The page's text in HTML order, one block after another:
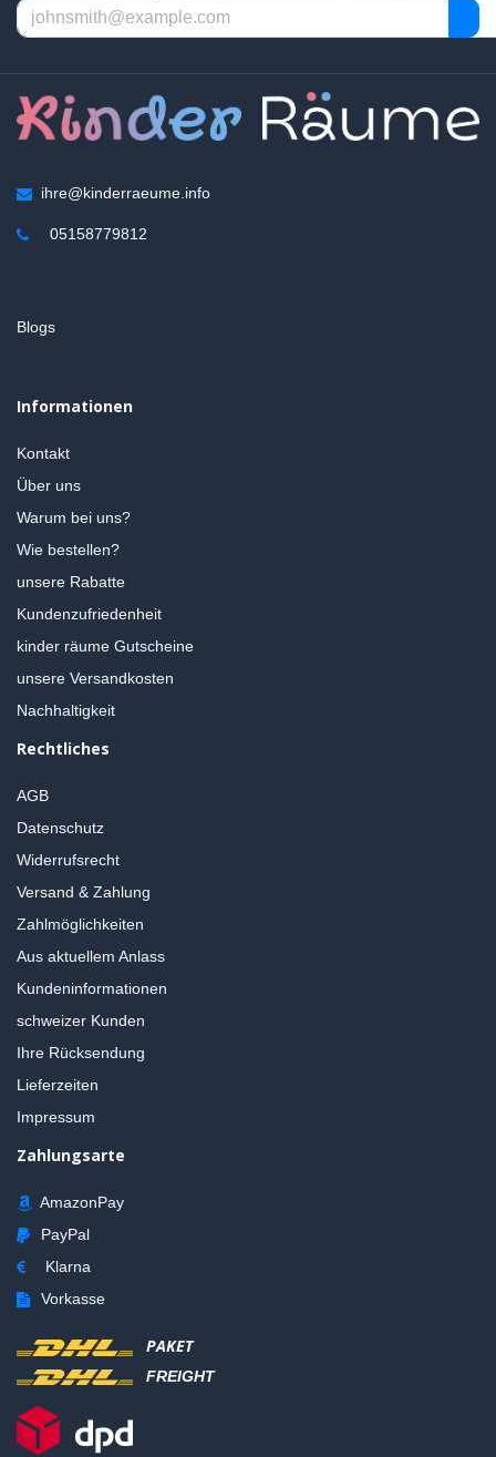
ihre@kinderraeume.info
05158779812
Blogs
Informationen
Kontakt
Über uns
Warum bei uns?
Wie bestellen?
unsere Rabatte
Kundenzufriedenheit
kinder räume Gutscheine
unsere Versandkosten
Nachhaltigkeit
Rechtliches
AGB
Datenschutz
Widerrufsrecht
Versand & Zahlung
Zahlmöglichkeiten
Aus aktuellem Anlass
Kundeninformationen
schweizer Kunden
Ihre Rücksendung
Lieferzeiten
Impressum
Zahlungsarte
AmazonPay
PayPal
Klarna
Vorkasse
PAKET
FREIGHT